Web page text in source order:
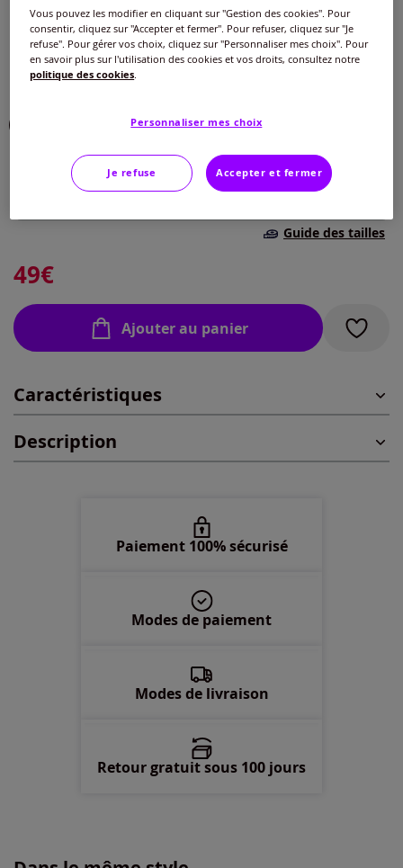
Couleur :rouille à motifs
Choisir une couleur :
En stock
XL -En stock
2XL -En stock
Guide des tailles
49€
Ajouter au panier
Caractéristiques
Description
Paiement 100% sécurisé
Modes de paiement
Modes de livraison
Retour gratuit sous 100 jours
Vous pouvez les modifier en cliquant sur "Gestion des cookies". Pour
consentir, cliquez sur "Accepter et fermer". Pour refuser, cliquez sur "Je
refuse". Pour gérer vos choix, cliquez sur "Personnaliser mes choix". Pour
en savoir plus sur l'utilisation des cookies et vos droits, consultez notre
politique des cookies
Personnaliser mes choix
Je refuse Accepter et fermer